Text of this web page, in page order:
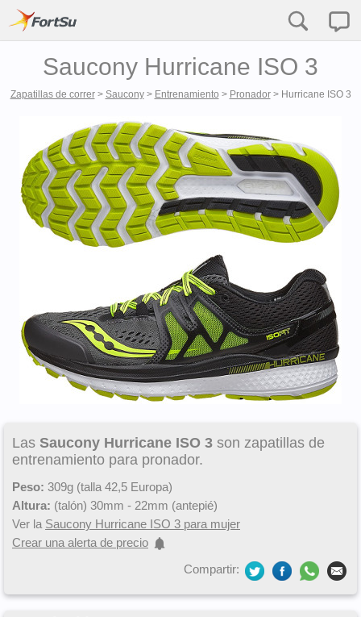
Saucony Hurricane ISO 3
Zapatillas de correr> Saucony> Entrenamiento > Pronador> Hurricane ISO 3
Las Saucony Hurricane ISO 3 son zapatillas de
entrenamiento para pronador.
Peso: 309g (talla 42,5 Europa)
Altura: (talón) 30mm - 22mm (antepié)
Ver la Saucony Hurricane ISO 3 para mujer
Crear una alerta de precio
Compartir: